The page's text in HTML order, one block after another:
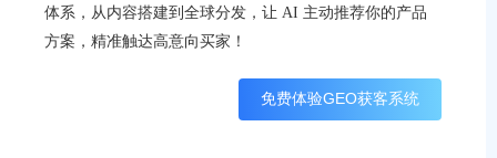
体系，从内容搭建到全球分发，让 AI 主动推荐你的产品
方案，精准触达高意向买家！
免费体验GEO获客系统